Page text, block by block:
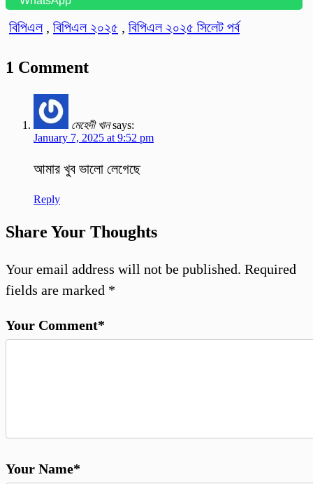
বিপিএল, বিপিএল ২০২৫ , বিপিএল ২০২৫ সিলেট পর্ব‌
1 Comment
মেহেদী খান says:
January 7, 2025 at 9:52 pm
আমার খুব ভালো লেগেছে
Reply
Share Your Thoughts
Your email address will not be published. Required
fields are marked *
Your Comment*
Your Name*